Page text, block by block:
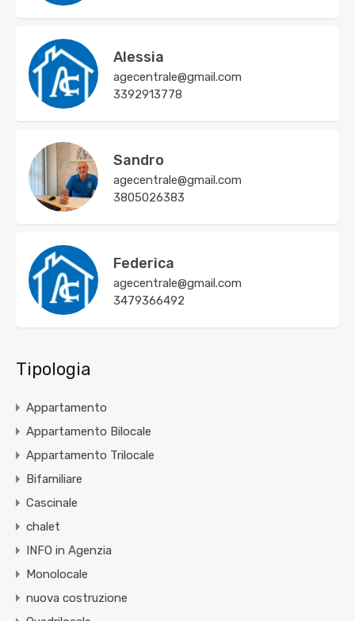
Alessia
agecentrale@gmail.com
3392913778
Sandro
agecentrale@gmail.com
3805026383
Federica
agecentrale@gmail.com
3479366492
Tipologia
Appartamento
Appartamento Bilocale
Appartamento Trilocale
Bifamiliare
Cascinale
chalet
INFO in Agenzia
Monolocale
nuova costruzione